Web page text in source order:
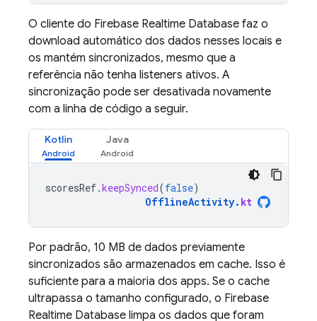
O cliente do Firebase Realtime Database faz o
download automático dos dados nesses locais e
os mantém sincronizados, mesmo que a
referência não tenha listeners ativos. A
sincronização pode ser desativada novamente
com a linha de código a seguir.
Kotlin Java
scoresRef.keepSynced(false)
OfflineActivity. kt
Por padrão, 10 MB de dados previamente
sincronizados são armazenados em cache. Isso é
suficiente para a maioria dos apps. Se o cache
ultrapassa o tamanho configurado, o Firebase
Realtime Database limpa os dados que foram